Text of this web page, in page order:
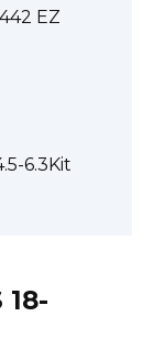
EZ
6.3Kit
18-